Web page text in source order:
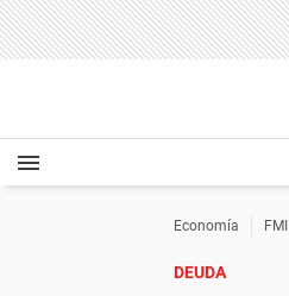
Economía FMI
DEUDA